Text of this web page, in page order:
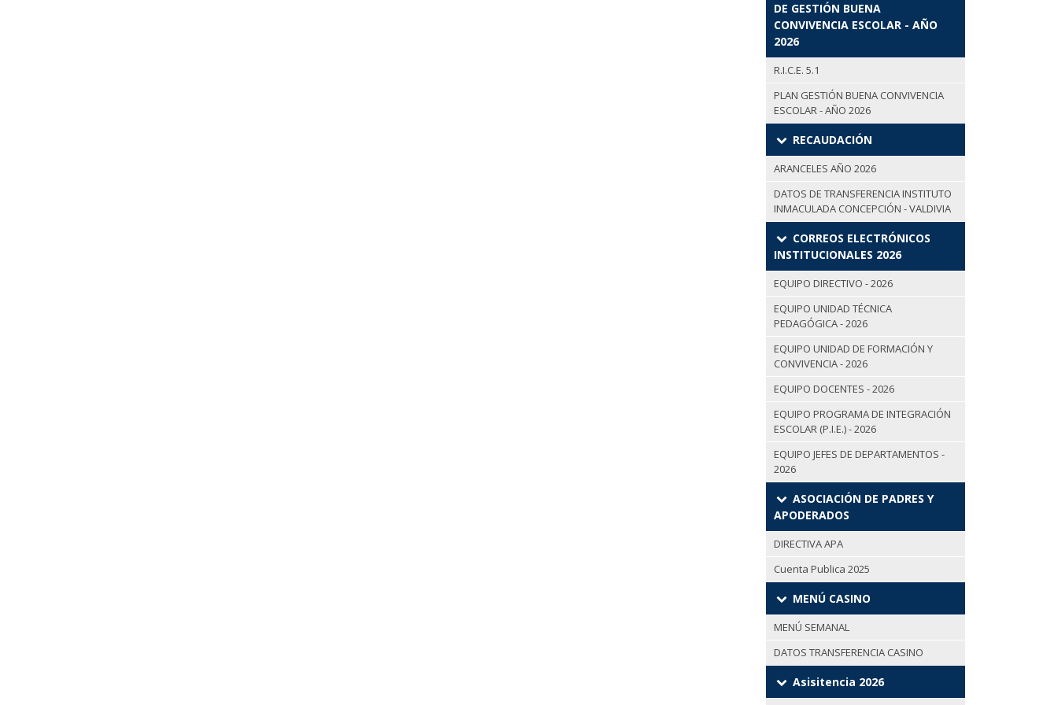
DE GESTIÓN BUENA
CONVIVENCIA ESCOLAR - AÑO
2026
R.I.C.E. 5.1
PLAN GESTIÓN BUENA CONVIVENCIA
ESCOLAR - AÑO 2026
RECAUDACIÓN
ARANCELES AÑO 2026
DATOS DE TRANSFERENCIA INSTITUTO
INMACULADA CONCEPCIÓN - VALDIVIA
CORREOS ELECTRÓNICOS
INSTITUCIONALES 2026
EQUIPO DIRECTIVO - 2026
EQUIPO UNIDAD TÉCNICA
PEDAGÓGICA - 2026
EQUIPO UNIDAD DE FORMACIÓN Y
CONVIVENCIA - 2026
EQUIPO DOCENTES - 2026
EQUIPO PROGRAMA DE INTEGRACIÓN
ESCOLAR (P.I.E.) - 2026
EQUIPO JEFES DE DEPARTAMENTOS -
2026
ASOCIACIÓN DE PADRES Y
APODERADOS
DIRECTIVA APA
Cuenta Publica 2025
MENÚ CASINO
MENÚ SEMANAL
DATOS TRANSFERENCIA CASINO
Asisitencia 2026